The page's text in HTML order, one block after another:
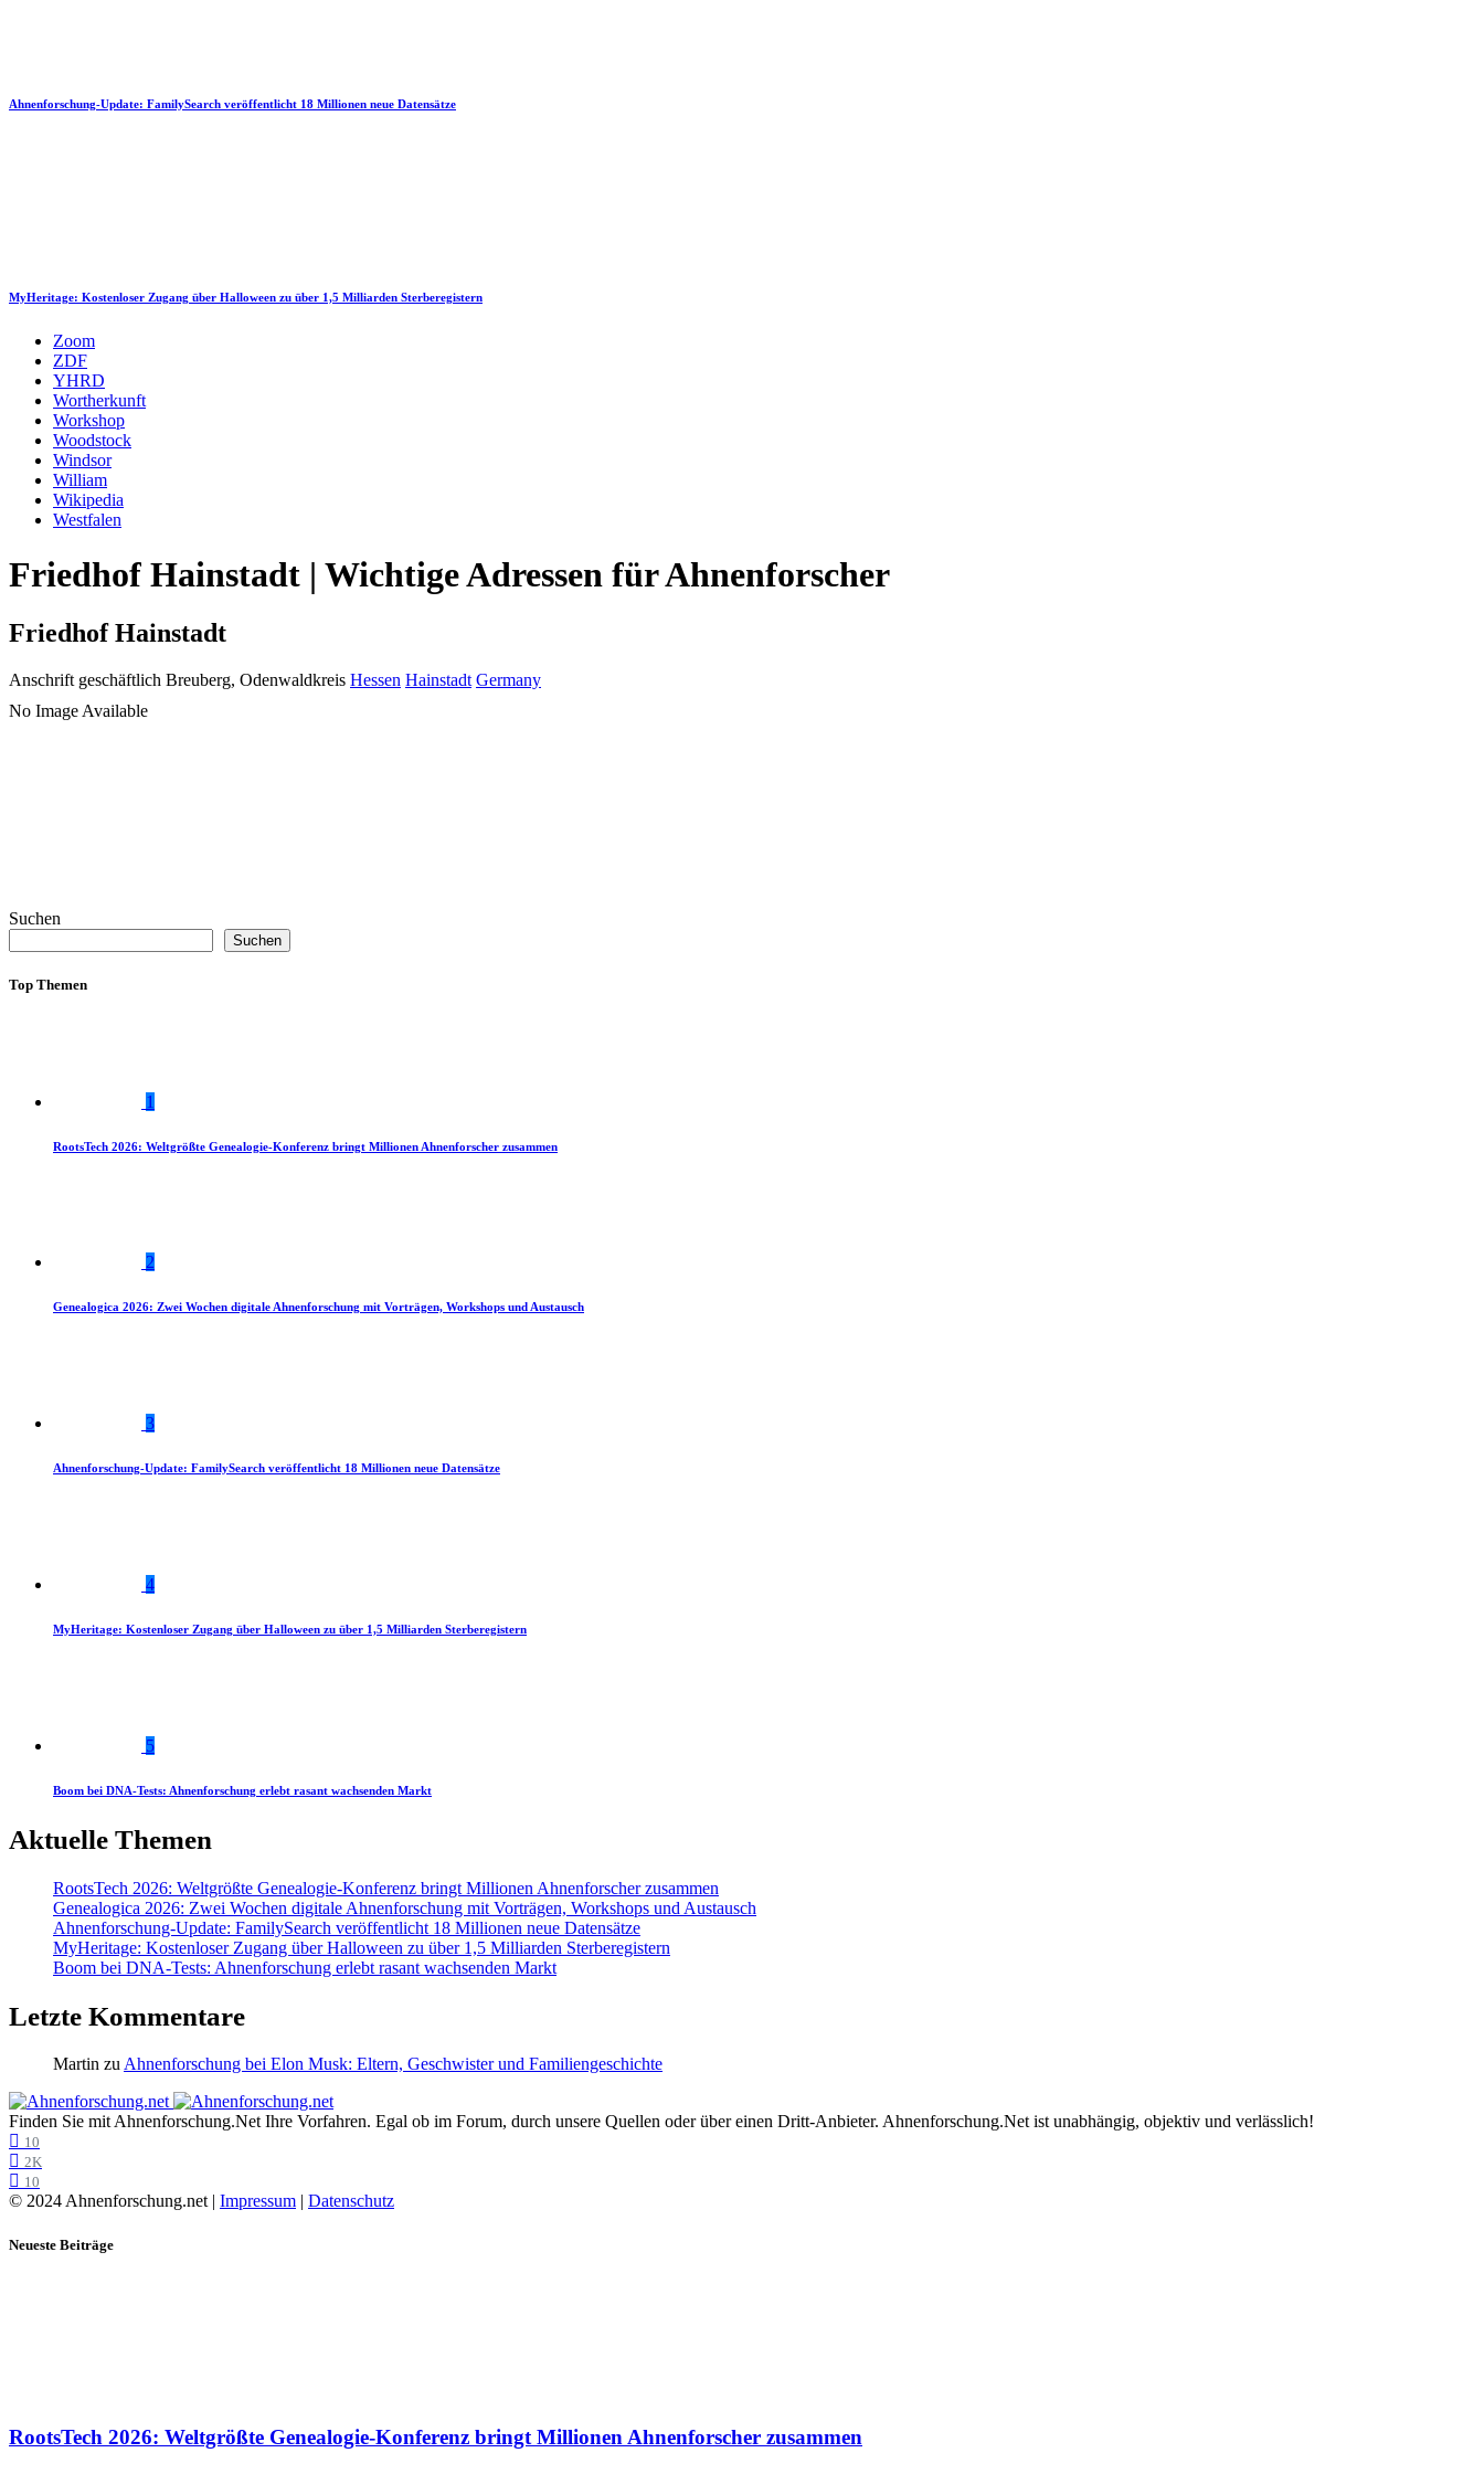
Ahnenforschung-Update: FamilySearch veröffentlicht 18 Millionen neue Datensätze
MyHeritage: Kostenloser Zugang über Halloween zu über 1,5 Milliarden Sterberegistern
Zoom
ZDF
YHRD
Wortherkunft
Workshop
Woodstock
Windsor
William
Wikipedia
Westfalen
Friedhof Hainstadt | Wichtige Adressen für Ahnenforscher
Friedhof Hainstadt
Anschrift geschäftlich Breuberg, Odenwaldkreis Hessen Hainstadt Germany
No Image Available
Suchen
Suchen
Top Themen
1
RootsTech 2026: Weltgrößte Genealogie-Konferenz bringt Millionen Ahnenforscher zusammen
2
Genealogica 2026: Zwei Wochen digitale Ahnenforschung mit Vorträgen, Workshops und Austausch
3
Ahnenforschung-Update: FamilySearch veröffentlicht 18 Millionen neue Datensätze
4
MyHeritage: Kostenloser Zugang über Halloween zu über 1,5 Milliarden Sterberegistern
5
Boom bei DNA-Tests: Ahnenforschung erlebt rasant wachsenden Markt
Aktuelle Themen
RootsTech 2026: Weltgrößte Genealogie-Konferenz bringt Millionen Ahnenforscher zusammen
Genealogica 2026: Zwei Wochen digitale Ahnenforschung mit Vorträgen, Workshops und Austausch
Ahnenforschung-Update: FamilySearch veröffentlicht 18 Millionen neue Datensätze
MyHeritage: Kostenloser Zugang über Halloween zu über 1,5 Milliarden Sterberegistern
Boom bei DNA-Tests: Ahnenforschung erlebt rasant wachsenden Markt
Letzte Kommentare
Martin zuAhnenforschung bei Elon Musk: Eltern, Geschwister und Familiengeschichte
Finden Sie mit Ahnenforschung.Net Ihre Vorfahren. Egal ob im Forum, durch unsere Quellen oder über einen Dritt-Anbieter. Ahnenforschung.Net ist unabhängig, objektiv und verlässlich!
10
2K
10
© 2024 Ahnenforschung.net | Impressum Datenschutz
Neueste Beiträge
RootsTech 2026: Weltgrößte Genealogie-Konferenz bringt Millionen Ahnenforscher zusammen